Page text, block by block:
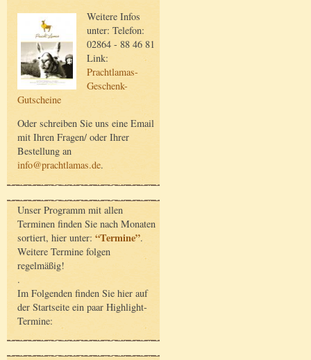
Weitere Infos
unter: Telefon:
02864 - 88 46 81
Link:
Prachtlamas-
Geschenk-
Gutscheine
Oder schreiben Sie uns eine Email
mit Ihren Fragen/ oder Ihrer
Bestellung an
info@prachtlamas.de.
Unser Programm mit allen
Terminen finden Sie nach Monaten
sortiert, hier unter: “Termine”.
Weitere Termine folgen
regelmäßig!
.
Im Folgenden finden Sie hier auf
der Startseite ein paar Highlight-
Termine: